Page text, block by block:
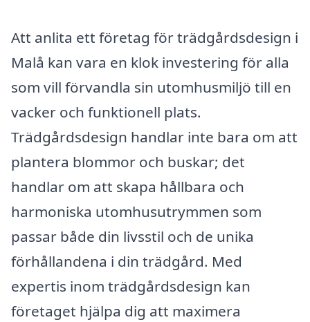
Att anlita ett företag för trädgårdsdesign i
Malå kan vara en klok investering för alla
som vill förvandla sin utomhusmiljö till en
vacker och funktionell plats.
Trädgårdsdesign handlar inte bara om att
plantera blommor och buskar; det
handlar om att skapa hållbara och
harmoniska utomhusutrymmen som
passar både din livsstil och de unika
förhållandena i din trädgård. Med
expertis inom trädgårdsdesign kan
företaget hjälpa dig att maximera